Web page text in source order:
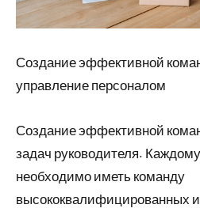
Создание эффективной
управление персоналом
Создание эффективной
задач руководителя.
необходимо иметь команду
высококвалифицированных